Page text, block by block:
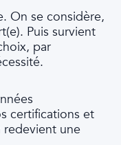
On se considère,
Puis survient
par
certifications et
une